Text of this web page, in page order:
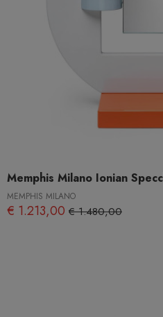
Memphis Milano Ionian
MEMPHIS MILANO
€ 1.213,00 € 1.480,00